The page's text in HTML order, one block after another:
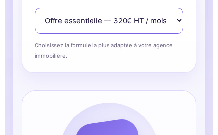
Choisissez la formule la plus adaptée à votre agence
immobilière.